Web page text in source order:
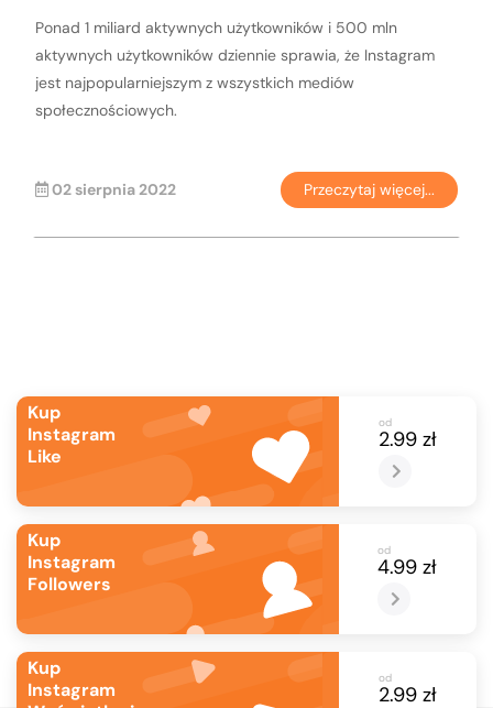
Ponad 1 miliard aktywnych użytkowników i 500 mln
aktywnych użytkowników dziennie sprawia, że Instagram
jest najpopularniejszym z wszystkich mediów
społecznościowych.
02 sierpnia 2022 Przeczytaj więcej...
Kup
Instagram
Like
od
2.99 zł
Kup
Instagram
Followers
od
4.99 zł
Kup
Instagram
od
2.99 zł